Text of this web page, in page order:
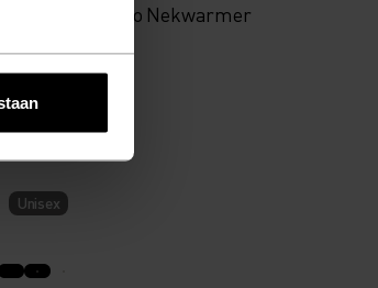
Ceramiwarm Pro Nekwarmer
Unisex